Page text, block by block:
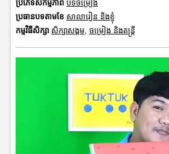
ប្រភេទសកម្មភាព បទចម្រៀង
ប្រធានបទតាមខែ សាលារៀន និងខ្ញុំ
កម្មវិធីសិក្សា សិក្សាសង្គម, ចម្រៀង និងតន្ត្រី